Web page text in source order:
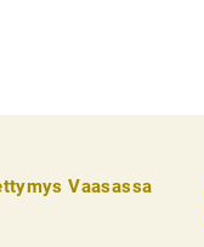
Vaasassa